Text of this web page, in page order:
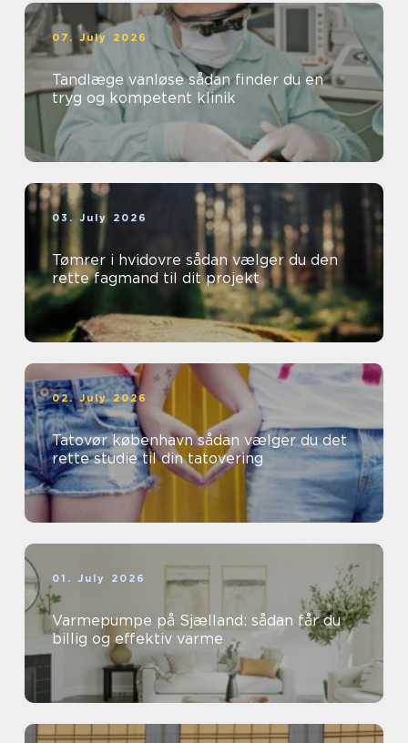
07. July 2026
Tandlæge vanløse sådan finder du en
tryg og kompetent klinik
03. July 2026
Tømrer i hvidovre sådan vælger du den
rette fagmand til dit projekt
02. July 2026
Tatovør københavn sådan vælger du det
rette studie til din tatovering
01. July 2026
Varmepumpe på Sjælland: sådan får du
billig og effektiv varme